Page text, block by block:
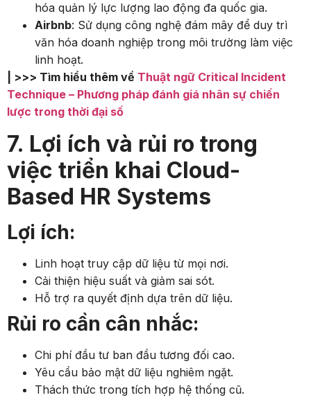
hóa quản lý lực lượng lao động đa quốc gia.
Airbnb: Sử dụng công nghệ đám mây để duy trì
văn hóa doanh nghiệp trong môi trường làm việc
linh hoạt.
| >>> Tìm hiểu thêm về Thuật ngữ Critical Incident
Technique – Phương pháp đánh giá nhân sự chiến
lược trong thời đại số
7. Lợi ích và rủi ro trong
việc triển khai Cloud-
Based HR Systems
Lợi ích:
Linh hoạt truy cập dữ liệu từ mọi nơi.
Cải thiện hiệu suất và giảm sai sót.
Hỗ trợ ra quyết định dựa trên dữ liệu.
Rủi ro cần cân nhắc:
Chi phí đầu tư ban đầu tương đối cao.
Yêu cầu bảo mật dữ liệu nghiêm ngặt.
Thách thức trong tích hợp hệ thống cũ.